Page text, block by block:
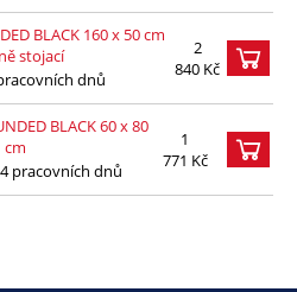
BLACK 160 x 50 cm
stojací
dnů
2
840 Kč
BLACK 60 x 80
cm
pracovních dnů
1
771 Kč